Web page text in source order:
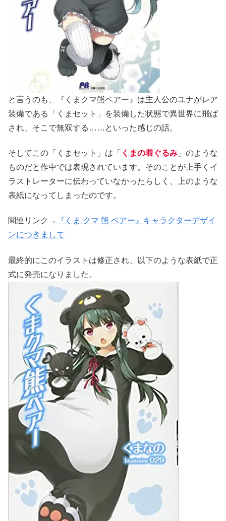
と言うのも、『くまクマ熊ベアー』は主人公のユナがレア
装備である「くまセット」を装備した状態で異世界に飛ば
され、そこで無双する……といった感じの話。
そしてこの「くまセット」は「 くまの着ぐるみ 」のような
ものだと作中では表現されています。そのことが上手くイ
ラストレーターに伝わっていなかったらしく、上のような
表紙になってしまったのです。
関連リンク→
『くま クマ 熊 ベアー』キャラクターデザイ
ンにつきまして
最終的にこのイラストは修正され、以下のような表紙で正
式に発売になりました。